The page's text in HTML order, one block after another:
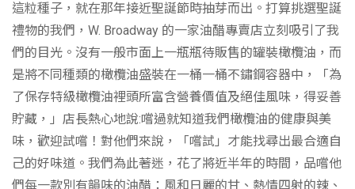
這粒種子，就在那年接近聖誕節時抽芽而出。打算挑選聖誕
禮物的我們，W. Broadway 的一家油醋專賣店立刻吸引了我
們的目光。沒有一般市面上一瓶瓶待販售的罐裝橄欖油，而
是將不同種類的橄欖油盛裝在一桶一桶不鏽鋼容器中，「為
了保存特級橄欖油裡頭所富含營養價值及絕佳風味，得妥善
貯藏，」店長熱心地說:嚐過就知道我們橄欖油的健康與美
味，歡迎試嚐！對他們來說，「嚐試」才能找尋出最合適自
己的好味道。我們為此著迷，花了將近半年的時間，品嚐他
們每一款別有韻味的油醋：風和日麗的甘、熱情四射的辣、